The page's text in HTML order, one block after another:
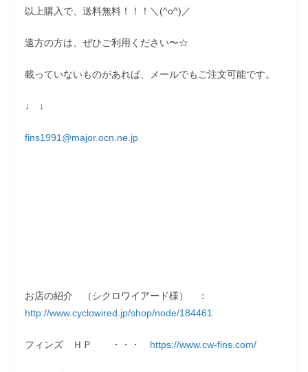
以上購入で、送料無料！！！＼(^o^)／
遠方の方は、ぜひご利用ください〜☆
載っていないものがあれば、メールでもご注文可能です。
↓ ↓
fins1991@major.ocn.ne.jp
お店の紹介 （シクロワイアード様） ：
http://www.cyclowired.jp/shop/node/184461
フィンズ ＨＰ ・・・ https://www.cw-fins.com/